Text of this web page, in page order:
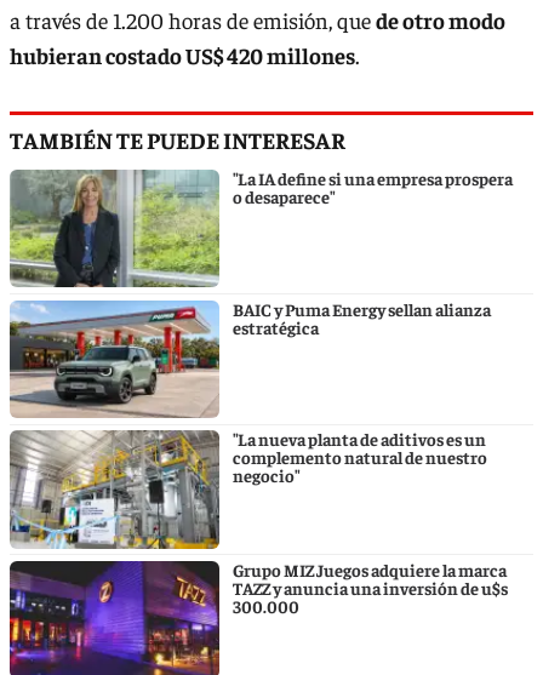
a través de 1.200 horas de emisión, quede otro modo
hubieran costado US$ 420 millones.
TAMBIÉN TE PUEDE INTERESAR
"La IA define si una empresa prospera
o desaparece"
BAIC y Puma Energy sellan alianza
estratégica
"La nueva planta de aditivos es un
complemento natural de nuestro
negocio"
Grupo MIZ Juegos adquiere la marca
TAZZ y anuncia una inversión de u$s
300.000